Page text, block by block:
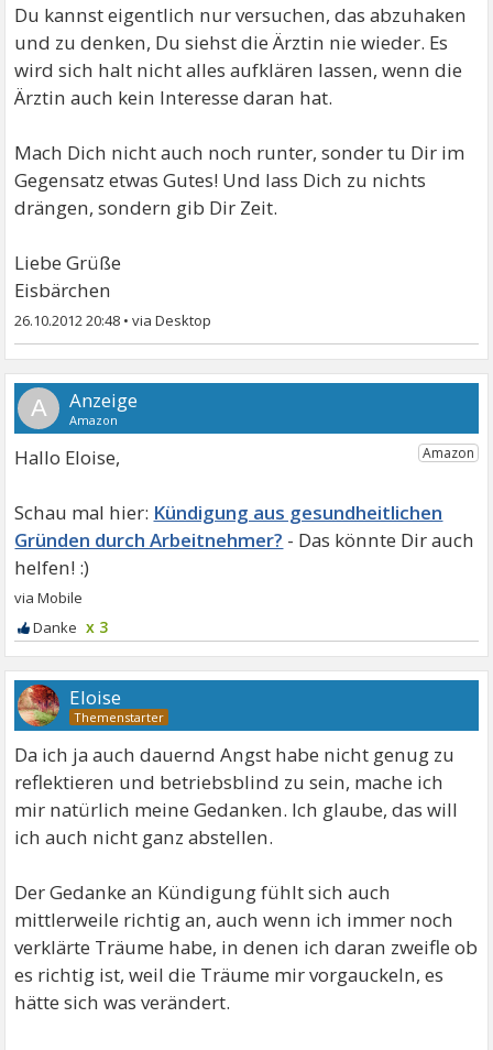
Du kannst eigentlich nur versuchen, das abzuhaken
und zu denken, Du siehst die Ärztin nie wieder. Es
wird sich halt nicht alles aufklären lassen, wenn die
Ärztin auch kein Interesse daran hat.
Mach Dich nicht auch noch runter, sonder tu Dir im
Gegensatz etwas Gutes! Und lass Dich zu nichts
drängen, sondern gib Dir Zeit.
Liebe Grüße
Eisbärchen
26.10.2012 20:48 •
A
Hallo Eloise,
Kündigung aus gesundheitlichen
Gründen durch Arbeitnehmer?
x 3
Eloise
Da ich ja auch dauernd Angst habe nicht genug zu
reflektieren und betriebsblind zu sein, mache ich
mir natürlich meine Gedanken. Ich glaube, das will
ich auch nicht ganz abstellen.
Der Gedanke an Kündigung fühlt sich auch
mittlerweile richtig an, auch wenn ich immer noch
verklärte Träume habe, in denen ich daran zweifle ob
es richtig ist, weil die Träume mir vorgauckeln, es
hätte sich was verändert.